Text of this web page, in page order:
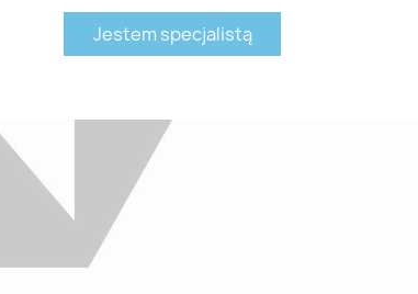
Jestem specjalistą